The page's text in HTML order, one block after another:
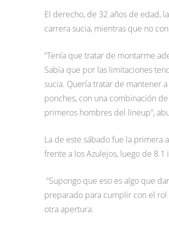
El derecho, de 32 años de edad,
carrera sucia, mientras que no
“Tenía que tratar de montarme
Sabía que por las limitaciones
sucia. Quería tratar de mantener
ponches, con una combinación
primeros hombres del lineup”,
La de este sábado fue la primera
frente a los Azulejos, luego de
“Supongo que eso es algo que
preparado para cumplir con el
otra apertura.